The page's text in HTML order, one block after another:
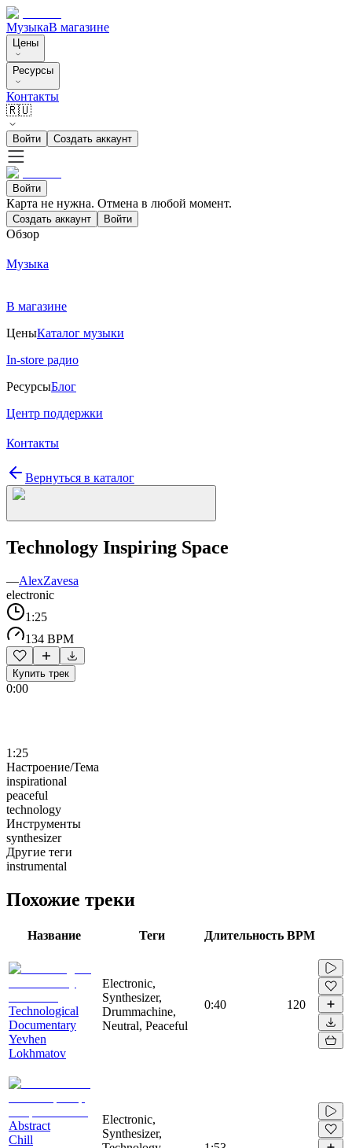
МузыкаВ магазине
Цены
Ресурсы
Контакты
🇷🇺
Войти Создать аккаунт
Войти
Карта не нужна. Отмена в любой момент.
Создать аккаунт Войти
Обзор
Музыка
В магазине
ЦеныКаталог музыки
In-store радио
РесурсыБлог
Центр поддержки
Контакты
Вернуться в каталог
Technology Inspiring Space
—AlexZavesa
electronic
1:25
134 BPM
Купить трек
0:00
1:25
Настроение/Тема
inspirational
peaceful
technology
Инструменты
synthesizer
Другие теги
instrumental
Похожие треки
Название Теги Длительность BPM
Technological
Documentary
Yevhen
Lokhmatov
Electronic,
Synthesizer,
Drummachine,
Neutral, Peaceful
0:40 120
Abstract
Chill
Electronic,
Synthesizer,